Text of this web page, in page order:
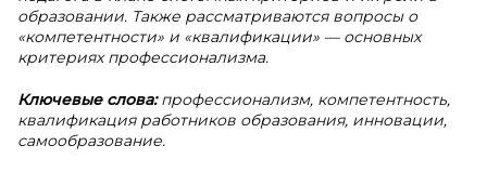
образовании. Также рассматриваются вопросы о
«компетентности» и «квалификации» — основных
критериях профессионализма.
Ключевые слова:профессионализм, компетентность,
квалификация работников образования, инновации,
самообразование.